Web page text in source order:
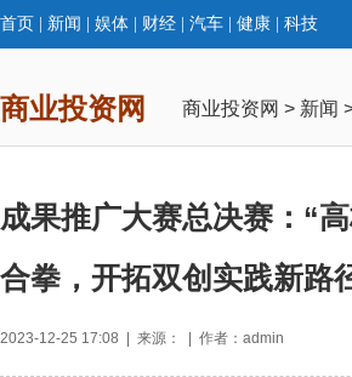
首页 新闻 娱体 财经 汽车 健康 科技
商业投资网 商业投资网 > 新闻
成果推广大赛总决赛：“
合拳，开拓双创实践新路
2023-12-25 17:08 | 来源： | 作者：admin